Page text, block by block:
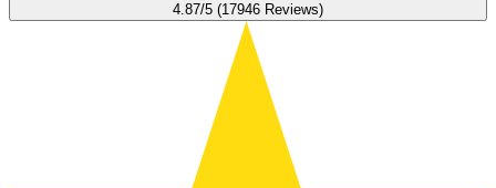
4.87/5 (17946 Reviews)